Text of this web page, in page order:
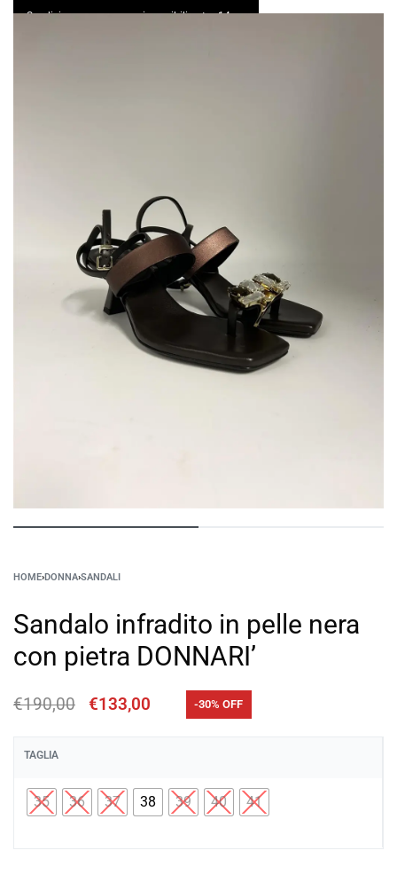
Spedizione express e resi possibili entro 14 gg
HOME›DONNA›SANDALI
Sandalo infradito in pelle nera
con pietra DONNARI’
€190,00 €133,00 -30% OFF
TAGLIA
35 36 37 38 39 40 41